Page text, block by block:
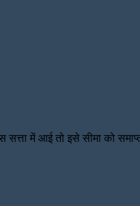
सत्ता में आई तो इसे सीमा को